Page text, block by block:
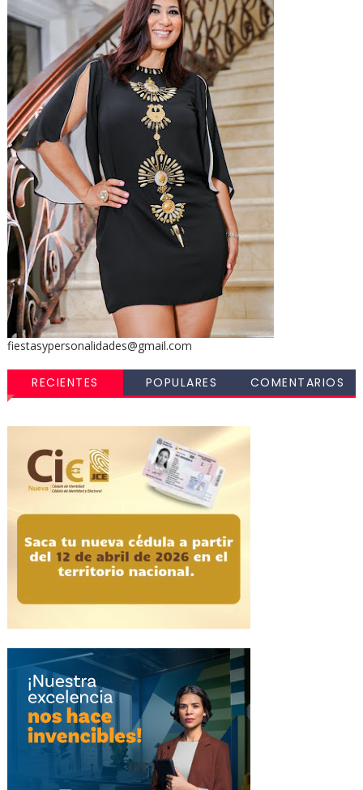
fiestasypersonalidades@gmail.com
RECIENTES POPULARES COMENTARIOS